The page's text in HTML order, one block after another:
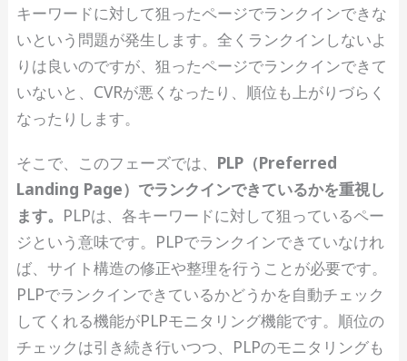
キーワードに対して狙ったページでランクインできな
いという問題が発生します。全くランクインしないよ
りは良いのですが、狙ったページでランクインできて
いないと、CVRが悪くなったり、順位も上がりづらく
なったりします。
そこで、このフェーズでは、 PLP（Preferred
Landing Page）でランクインできているかを重視し
ます。 PLPは、各キーワードに対して狙っているペー
ジという意味です。PLPでランクインできていなけれ
ば、サイト構造の修正や整理を行うことが必要です。
PLPでランクインできているかどうかを自動チェック
してくれる機能がPLPモニタリング機能です。順位の
チェックは引き続き行いつつ、PLPのモニタリングも